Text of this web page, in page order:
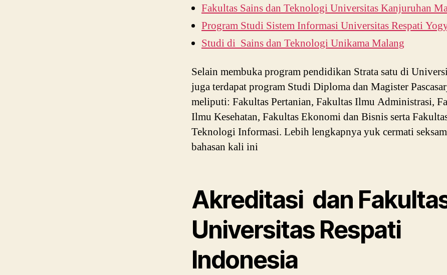
Fakultas Sains dan Teknologi Universitas Kanjuruhan
Program Studi Sistem Informasi Universitas Respati
Studi di Sains dan Teknologi Unikama Malang
Selain membuka program pendidikan Strata satu di
juga terdapat program Studi Diploma dan Magister
meliputi: Fakultas Pertanian, Fakultas Ilmu Administrasi,
Ilmu Kesehatan, Fakultas Ekonomi dan Bisnis serta
Teknologi Informasi. Lebih lengkapnya yuk cermati
bahasan kali ini
Akreditasi dan
Universitas Respati
Indonesia